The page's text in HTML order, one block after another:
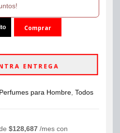
Comprar
ENTREGA
Perfumes para Hombre Todos
$128,687 /mes con